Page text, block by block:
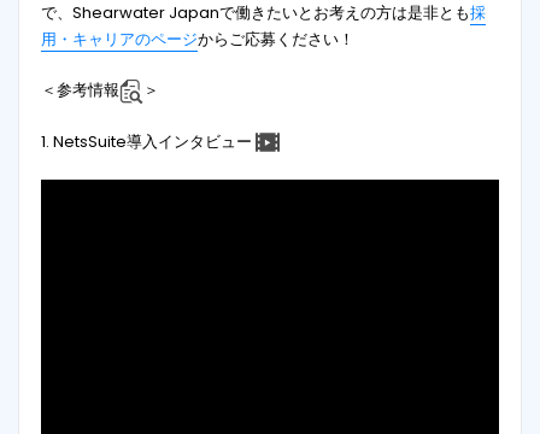
で、Shearwater Japanで働きたいとお考えの方は是非とも採
用・キャリアのページからご応募ください！
＜参考情報 ＞
1. NetsSuite導入インタビュー